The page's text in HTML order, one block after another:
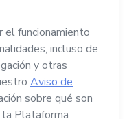
pasos para
si no tienes
este post.